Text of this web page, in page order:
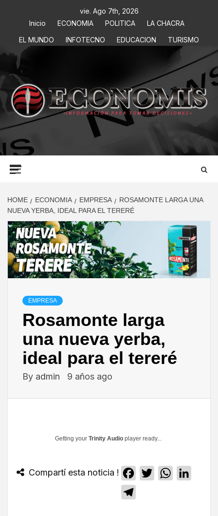
vie. Ago 7th, 2026
Inicio
ECONOMIA POLITICA
LA CHACRA
EL MUNDO
INFOTECNO EDUCACION TURISMO
ECONOMIS
INFORMACIÓN PARA TOMAR DECISIONES
HOME ECONOMIA EMPRESA
ROSAMONTE LARGA UNA
NUEVA YERBA, IDEAL PARA EL TERERÉ
EMPRESA
Rosamonte larga
una nueva yerba,
ideal para el tereré
By admin 9 años ago
Getting your Trinity Audio player ready...
Compartí esta noticia ! Facebook
TwitterWhatsApp